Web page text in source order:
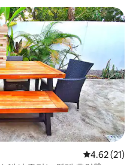
평점 4.62점
4.62 (21)